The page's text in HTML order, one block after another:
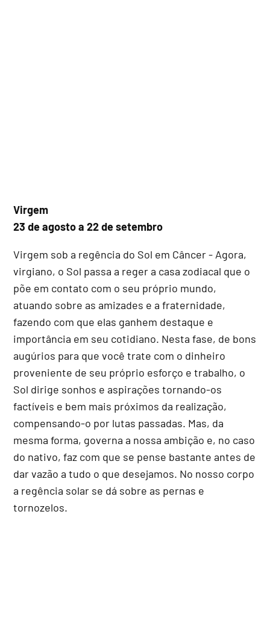
Virgem
23 de agosto a 22 de setembro
Virgem sob a regência do Sol em Câncer - Agora,
virgiano, o Sol passa a reger a casa zodiacal que o
põe em contato com o seu próprio mundo,
atuando sobre as amizades e a fraternidade,
fazendo com que elas ganhem destaque e
importância em seu cotidiano. Nesta fase, de bons
augúrios para que você trate com o dinheiro
proveniente de seu próprio esforço e trabalho, o
Sol dirige sonhos e aspirações tornando-os
factíveis e bem mais próximos da realização,
compensando-o por lutas passadas. Mas, da
mesma forma, governa a nossa ambição e, no caso
do nativo, faz com que se pense bastante antes de
dar vazão a tudo o que desejamos. No nosso corpo
a regência solar se dá sobre as pernas e
tornozelos.